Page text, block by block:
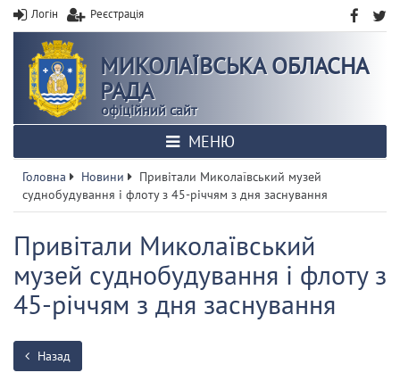
Логін Реєстрація
МИКОЛАЇВСЬКА ОБЛАСНА
РАДА
офіційний сайт
МЕНЮ
Головна Новини
Привітали Миколаївський музей
суднобудування і флоту з 45-річчям з дня заснування
Привітали Миколаївський
музей суднобудування і флоту з
45-річчям з дня заснування
Назад